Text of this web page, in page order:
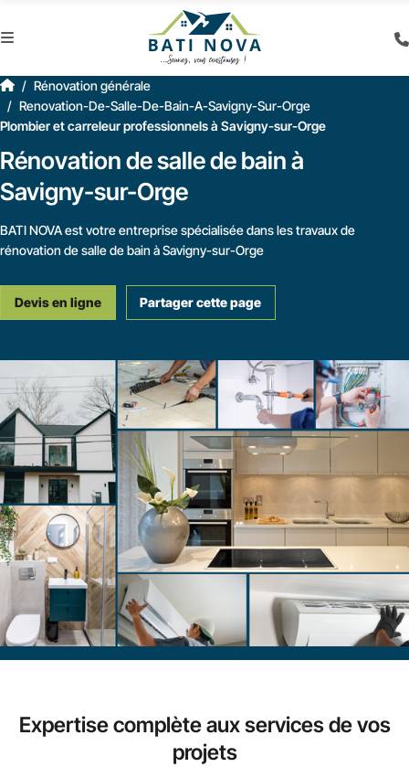
Rénovation générale
Renovation-De-Salle-De-Bain-A-Savigny-Sur-Orge
Rénovation de salle de bain à
Savigny-sur-Orge
Plombier et carreleur professionnels à Savigny-sur-Orge
BATI NOVA est votre entreprise spécialisée dans les travaux de
rénovation de salle de bain à Savigny-sur-Orge
Devis en ligne Partager cette page
Expertise complète aux services de vos
projets